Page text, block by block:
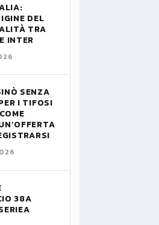
DEL
TRA
INTER
SENZA
I TIFOSI
38A